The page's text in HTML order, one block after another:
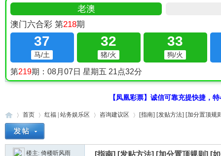
【凤凰彩票】诚信可靠充提快捷，
首页 红福 | 站务娱乐区 咨询建议区 [指南] [发贴方法] [加分置顶规
楼主: 倚楼听风雨 [指南] [发贴方法] [加分置顶规则] [